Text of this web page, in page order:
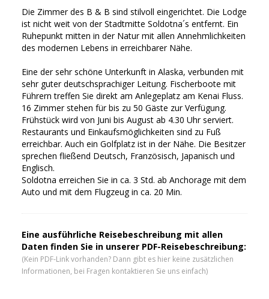
Die Zimmer des B & B sind stilvoll eingerichtet. Die Lodge
ist nicht weit von der Stadtmitte Soldotna´s entfernt. Ein
Ruhepunkt mitten in der Natur mit allen Annehmlichkeiten
des modernen Lebens in erreichbarer Nähe.
Eine der sehr schöne Unterkunft in Alaska, verbunden mit
sehr guter deutschsprachiger Leitung. Fischerboote mit
Führern treffen Sie direkt am Anlegeplatz am Kenai Fluss.
16 Zimmer stehen für bis zu 50 Gäste zur Verfügung.
Frühstück wird von Juni bis August ab 4.30 Uhr serviert.
Restaurants und Einkaufsmöglichkeiten sind zu Fuß
erreichbar. Auch ein Golfplatz ist in der Nähe. Die Besitzer
sprechen fließend Deutsch, Französisch, Japanisch und
Englisch.
Soldotna erreichen Sie in ca. 3 Std. ab Anchorage mit dem
Auto und mit dem Flugzeug in ca. 20 Min.
Eine ausführliche Reisebeschreibung mit allen
Daten finden Sie in unserer PDF-Reisebeschreibung:
(Kein PDF-Link vorhanden? Dann gibt es hier keine zusätzlichen
Informationen, bei Fragen kontaktieren Sie uns einfach)